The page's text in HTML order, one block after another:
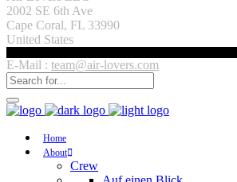
2002 SE 6th Ave
Cape Coral, FL 33990
United States
E-Mail : team@air-lovers.com
Home
About
Crew